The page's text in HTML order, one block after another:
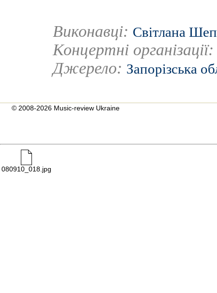
Виконавці: Світлана
Концертні
Джерело: Запорізська
© 2008-2026 Music-review Ukraine
080910_018.jpg